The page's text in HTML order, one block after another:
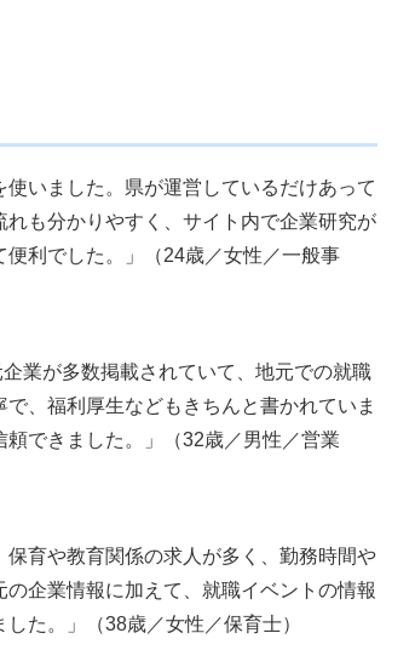
いました。県が運営しているだけあって
も分かりやすく、サイト内で企業研究が
利でした。」（24歳／女性／一般事
業が多数掲載されていて、地元での就職
、福利厚生などもきちんと書かれていま
できました。」（32歳／男性／営業
保育や教育関係の求人が多く、勤務時間や
企業情報に加えて、就職イベントの情報
た。」（38歳／女性／保育士）